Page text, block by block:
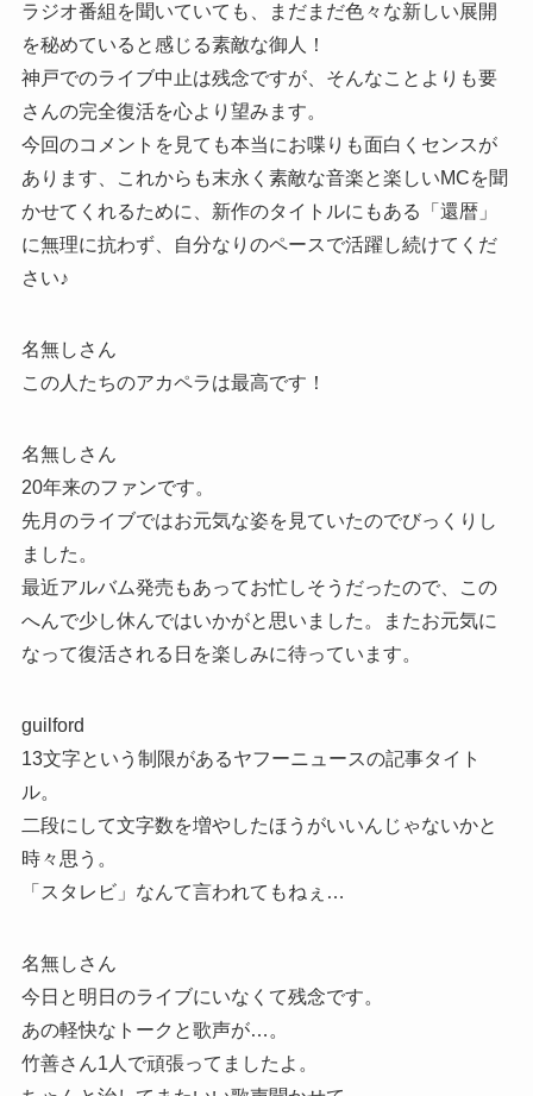
ラジオ番組を聞いていても、まだまだ色々な新しい展開
を秘めていると感じる素敵な御人！
神戸でのライブ中止は残念ですが、そんなことよりも要
さんの完全復活を心より望みます。
今回のコメントを見ても本当にお喋りも面白くセンスが
あります、これからも末永く素敵な音楽と楽しいMCを聞
かせてくれるために、新作のタイトルにもある「還暦」
に無理に抗わず、自分なりのペースで活躍し続けてくだ
さい♪
名無しさん
この人たちのアカペラは最高です！
名無しさん
20年来のファンです。
先月のライブではお元気な姿を見ていたのでびっくりし
ました。
最近アルバム発売もあってお忙しそうだったので、この
へんで少し休んではいかがと思いました。またお元気に
なって復活される日を楽しみに待っています。
guilford
13文字という制限があるヤフーニュースの記事タイト
ル。
二段にして文字数を増やしたほうがいいんじゃないかと
時々思う。
「スタレビ」なんて言われてもねぇ…
名無しさん
今日と明日のライブにいなくて残念です。
あの軽快なトークと歌声が…。
竹善さん1人で頑張ってましたよ。